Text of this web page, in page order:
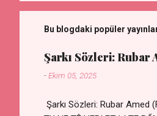
Bu blogdaki popüler
Şarkı Sözleri: Rubar
-Ekim 05, 2025
Şarkı Sözleri: Rubar Amed